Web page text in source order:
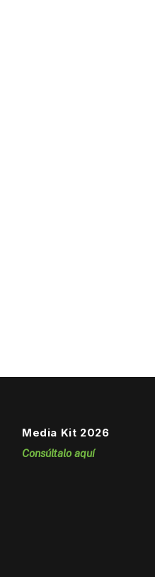
Media Kit 2026
Consúltalo aquí